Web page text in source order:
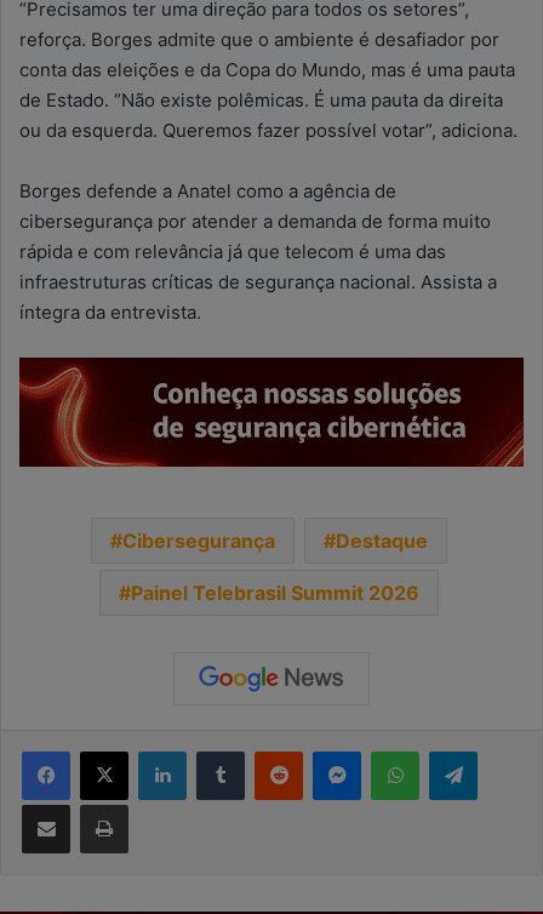
“Precisamos ter uma direção para todos os setores”,
reforça. Borges admite que o ambiente é desafiador por
conta das eleições e da Copa do Mundo, mas é uma pauta
de Estado. “Não existe polêmicas. É uma pauta da direita
ou da esquerda. Queremos fazer possível votar”, adiciona.
Borges defende a Anatel como a agência de
cibersegurança por atender a demanda de forma muito
rápida e com relevância já que telecom é uma das
infraestruturas críticas de segurança nacional. Assista a
íntegra da entrevista.
Cibersegurança Destaque
Painel Telebrasil Summit 2026
Facebook
X LinkedinTumblr Reddit MessengerWhatsApp
Compartilhar via e-mail Imprimir